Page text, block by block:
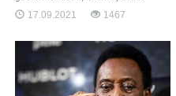
Qərargah bəzi məsələlərin həlli
yönündə təcili tədbirlər görməlidir.
deyib. Millət vəkili hesab edir ki, həll
edilməli ən vacib məsələ
həftəsonları ictimai nəqliyyatın
fəaliyyətini
17.09.2021 1467